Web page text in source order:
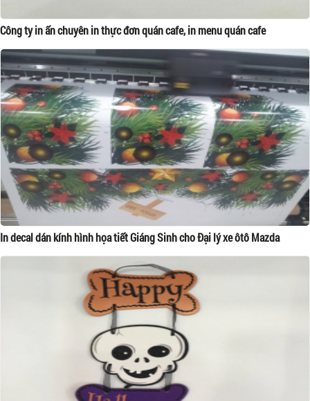
Công ty in ấn chuyên in thực đơn quán cafe, in menu quán cafe
In decal dán kính hình họa tiết Giáng Sinh cho Đại lý xe ôtô Mazda